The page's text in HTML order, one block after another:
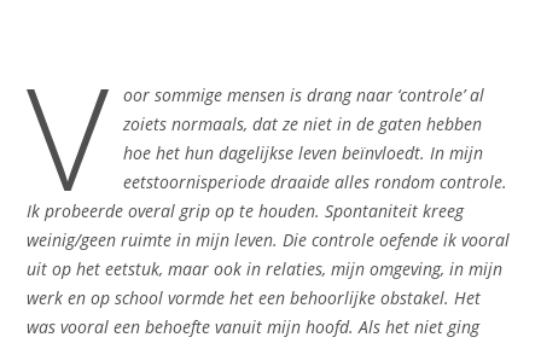
V
oor sommige mensen is drang naar ‘controle’ al
zoiets normaals, dat ze niet in de gaten hebben
hoe het hun dagelijkse leven beïnvloedt. In mijn
eetstoornisperiode draaide alles rondom controle.
Ik probeerde overal grip op te houden. Spontaniteit kreeg
weinig/geen ruimte in mijn leven. Die controle oefende ik vooral
uit op het eetstuk, maar ook in relaties, mijn omgeving, in mijn
werk en op school vormde het een behoorlijke obstakel. Het
was vooral een behoefte vanuit mijn hoofd. Als het niet ging